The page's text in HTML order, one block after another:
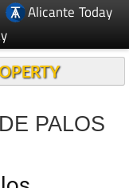
Alicante Today
PALOS